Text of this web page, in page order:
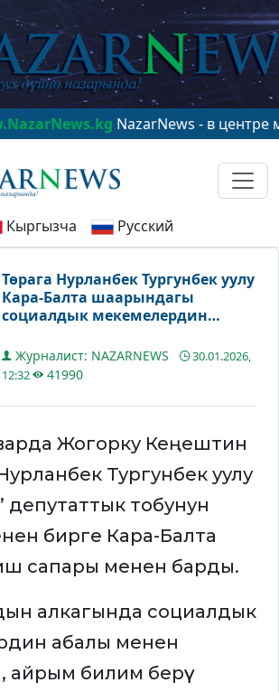
NazarNews - в центре
Кыргызча Русский
Төрага Нурланбек Тургунбек уулу
Кара-Балта шаарындагы
социалдык мекемелердин
Журналист: NAZARNEWS
30.01.2026,
12:32
41990
Жогорку Кеңештин
Тургунбек уулу
депутаттык тобунун
бирге Кара-Балта
сапары менен барды.
алкагында социалдык
абалы менен
билим берүү